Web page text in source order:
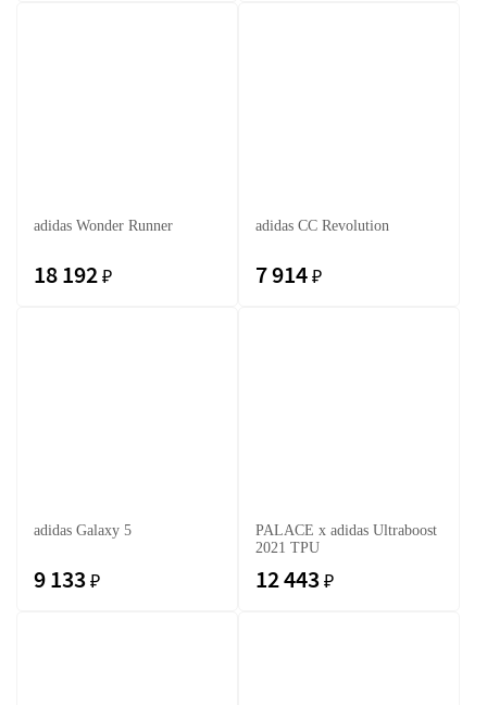
adidas Wonder Runner
18 192 ₽
adidas CC Revolution
7 914 ₽
adidas Galaxy 5
9 133 ₽
PALACE x adidas Ultraboost
2021 TPU
12 443 ₽